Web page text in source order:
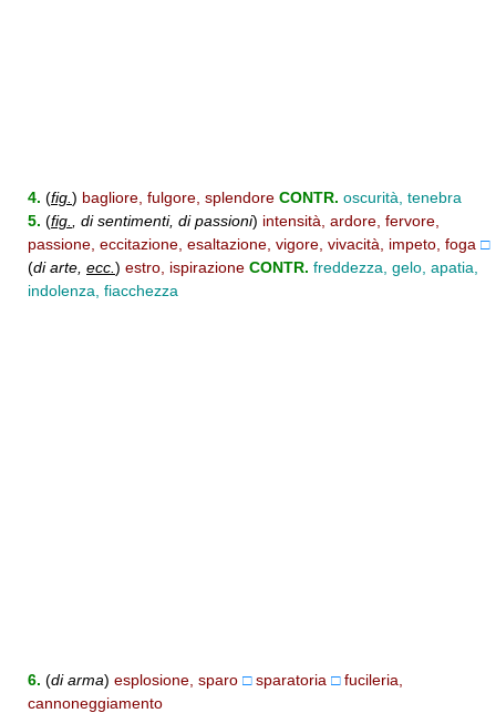
4. (fig. ) bagliore, fulgore, splendore CONTR. oscurità, tenebra
5. (fig. , di sentimenti, di passioni) intensità, ardore, fervore,
passione, eccitazione, esaltazione, vigore, vivacità, impeto, foga □
(di arte, ecc. ) estro, ispirazione CONTR. freddezza, gelo, apatia,
indolenza, fiacchezza
6. (di arma) esplosione, sparo □ sparatoria □ fucileria,
cannoneggiamento